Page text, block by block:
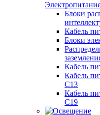
Блоки
Кабель
Блоки
Кабель
Кабель
C13
Кабель
C19